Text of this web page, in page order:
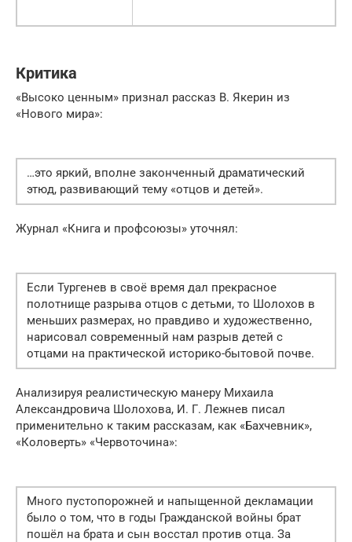
Критика
«Высоко ценным» признал рассказ В. Якерин из
«Нового мира»:
…это яркий, вполне законченный драматический
этюд, развивающий тему «отцов и детей».
Журнал «Книга и профсоюзы» уточнял:
Если Тургенев в своё время дал прекрасное
полотнище разрыва отцов с детьми, то Шолохов в
меньших размерах, но правдиво и художественно,
нарисовал современный нам разрыв детей с
отцами на практической историко-бытовой почве.
Анализируя реалистическую манеру Михаила
Александровича Шолохова, И. Г. Лежнев писал
применительно к таким рассказам, как «Бахчевник»,
«Коловерть» «Червоточина»:
Много пустопорожней и напыщенной декламации
было о том, что в годы Гражданской войны брат
пошёл на брата и сын восстал против отца. За